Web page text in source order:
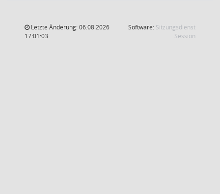
Letzte Änderung: 06.08.2026
17:01:03
Software: Sitzungsdienst
Session